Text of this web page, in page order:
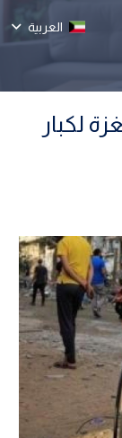
العربية
لكبار